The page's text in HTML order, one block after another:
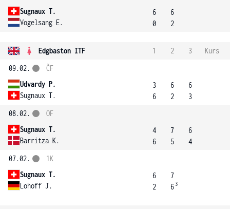
Sugnaux T.
Vogelsang E.
6
0
6
2
Edgbaston ITF 1 2 3
Kurs
09.02.
Udvardy P.
Sugnaux T.
ČF
3
6
6
2
6
3
08.02.
Sugnaux T.
Barritza K.
OF
4
6
7
5
6
4
07.02.
Sugnaux T.
Lohoff J.
1K
6
2
7
6 3